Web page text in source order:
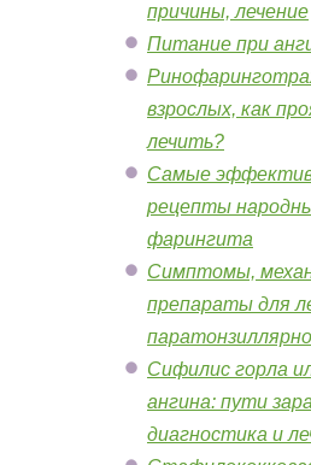
причины, лечение
Питание при
взрослых, как
лечить?
Самые
рецепты
фарингита
Симптомы,
препараты для
Сифилис горла
ангина: пути
диагностика и